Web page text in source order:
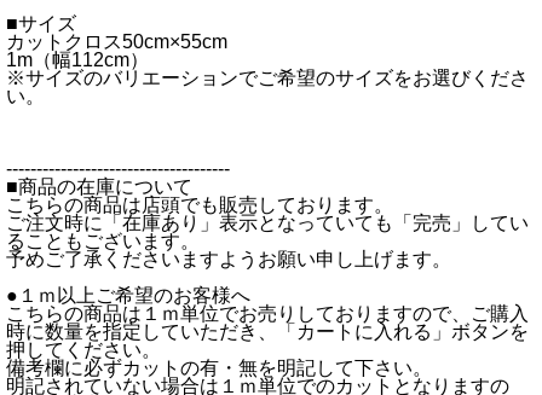
■サイズ
カットクロス50cm×55cm
1m（幅112cm）
※サイズのバリエーションでご希望のサイズをお選びくださ
い。
-------------------------------------
■商品の在庫について
こちらの商品は店頭でも販売しております。
ご注文時に「在庫あり」表示となっていても「完売」してい
ることもございます。
予めご了承くださいますようお願い申し上げます。
●１ｍ以上ご希望のお客様へ
こちらの商品は１ｍ単位でお売りしておりますので、ご購入
時に数量を指定していただき、「カートに入れる」ボタンを
押してください。
備考欄に必ずカットの有・無を明記して下さい。
明記されていない場合は１ｍ単位でのカットとなりますの